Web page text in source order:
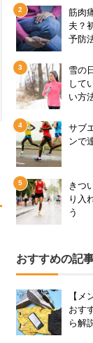
筋肉
夫？
予防
雪の
して
い方
サブ
ンで
きつ
り入
う
おすすめの記
【
おす
ら解